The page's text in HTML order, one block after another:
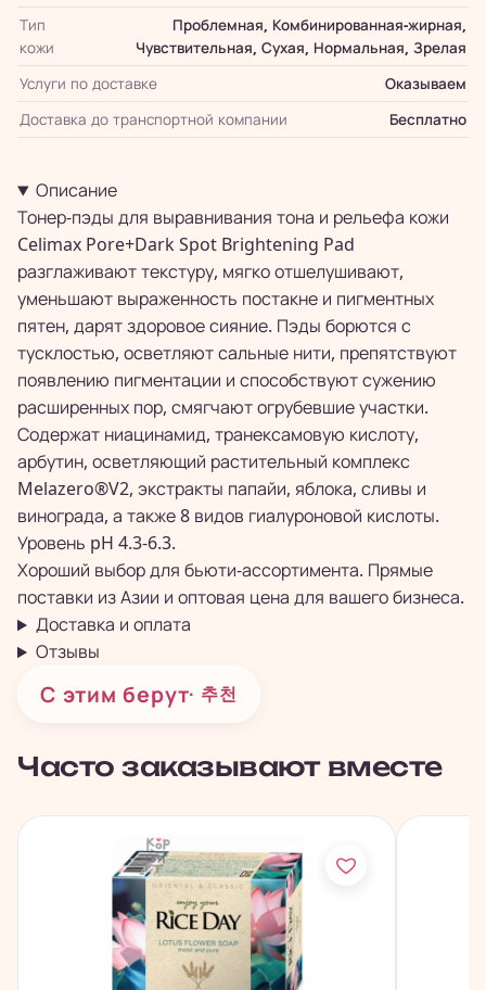
Тип
кожи
Проблемная, Комбинированная-жирная,
Чувствительная, Сухая, Нормальная, Зрелая
Услуги по доставке
Оказываем
Доставка до транспортной компании
Бесплатно
Описание
Тонер-пэды для выравнивания тона и рельефа кожи
Celimax Pore+Dark Spot Brightening Pad
разглаживают текстуру, мягко отшелушивают,
уменьшают выраженность постакне и пигментных
пятен, дарят здоровое сияние. Пэды борются с
тусклостью, осветляют сальные нити, препятствуют
появлению пигментации и способствуют сужению
расширенных пор, смягчают огрубевшие участки.
Содержат ниацинамид, транексамовую кислоту,
арбутин, осветляющий растительный комплекс
Melazero®V2, экстракты папайи, яблока, сливы и
винограда, а также 8 видов гиалуроновой кислоты.
Уровень pH 4.3-6.3.
Хороший выбор для бьюти-ассортимента. Прямые
поставки из Азии и оптовая цена для вашего бизнеса.
Доставка и оплата
Отзывы
С этим берут· 추천
Часто заказывают вместе